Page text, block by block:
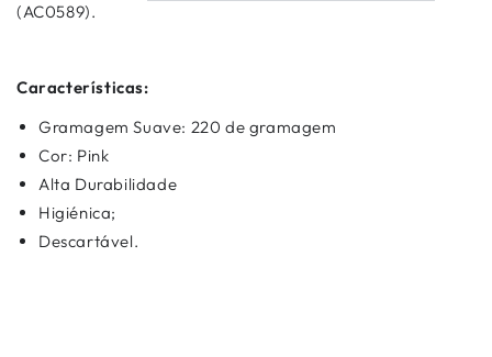
(AC0589).
Características:
Gramagem Suave: 220 de gramagem
Cor: Pink
Alta Durabilidade
Higiénica;
Descartável.